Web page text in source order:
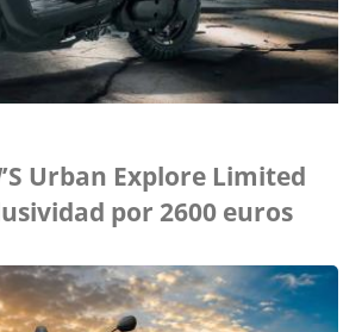
Urban Explore Limited
por 2600 euros